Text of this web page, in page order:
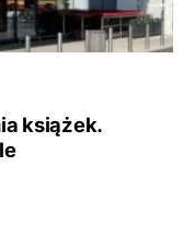
książek.